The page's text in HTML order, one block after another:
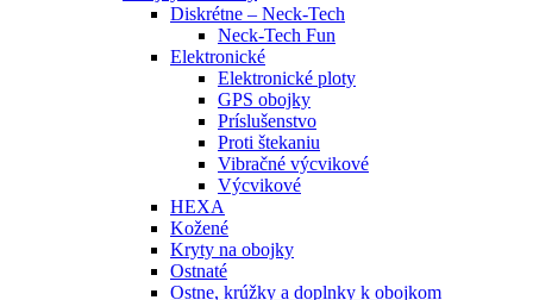
Diskrétne – Neck-Tech
Neck-Tech Fun
Elektronické
Elektronické ploty
GPS obojky
Príslušenstvo
Proti štekaniu
Vibračné výcvikové
Výcvikové
HEXA
Kožené
Kryty na obojky
Ostnaté
Ostne, krúžky a doplnky k obojkom